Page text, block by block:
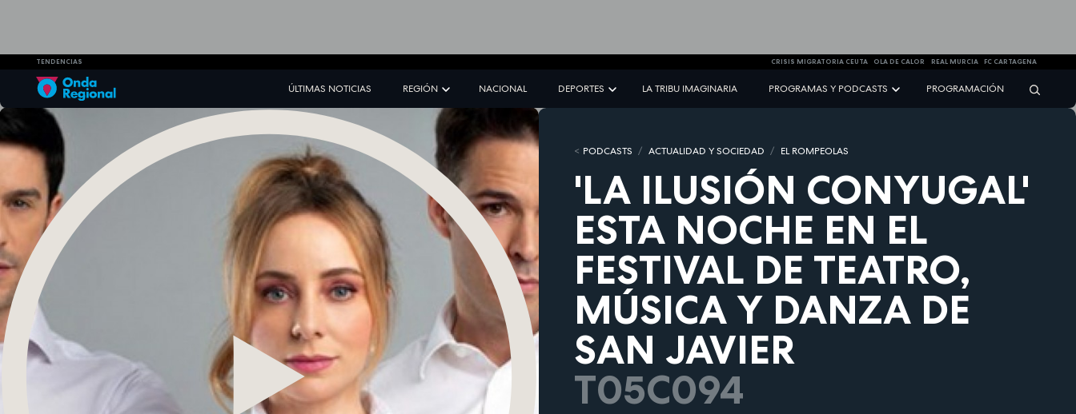
TENDENCIAS CRISIS MIGRATORIA CEUTA OLA DE CALOR REAL MURCIA FC CARTAGENA
ÚLTIMAS NOTICIAS REGIÓN NACIONAL DEPORTES LA TRIBU IMAGINARIA PROGRAMAS Y PODCASTS PROGRAMACIÓN
PODCASTS ACTUALIDAD Y SOCIEDAD EL ROMPEOLAS
'LA ILUSIÓN CONYUGAL'
ESTA NOCHE EN EL
FESTIVAL DE TEATRO,
MÚSICA Y DANZA DE
SAN JAVIER
T05C094